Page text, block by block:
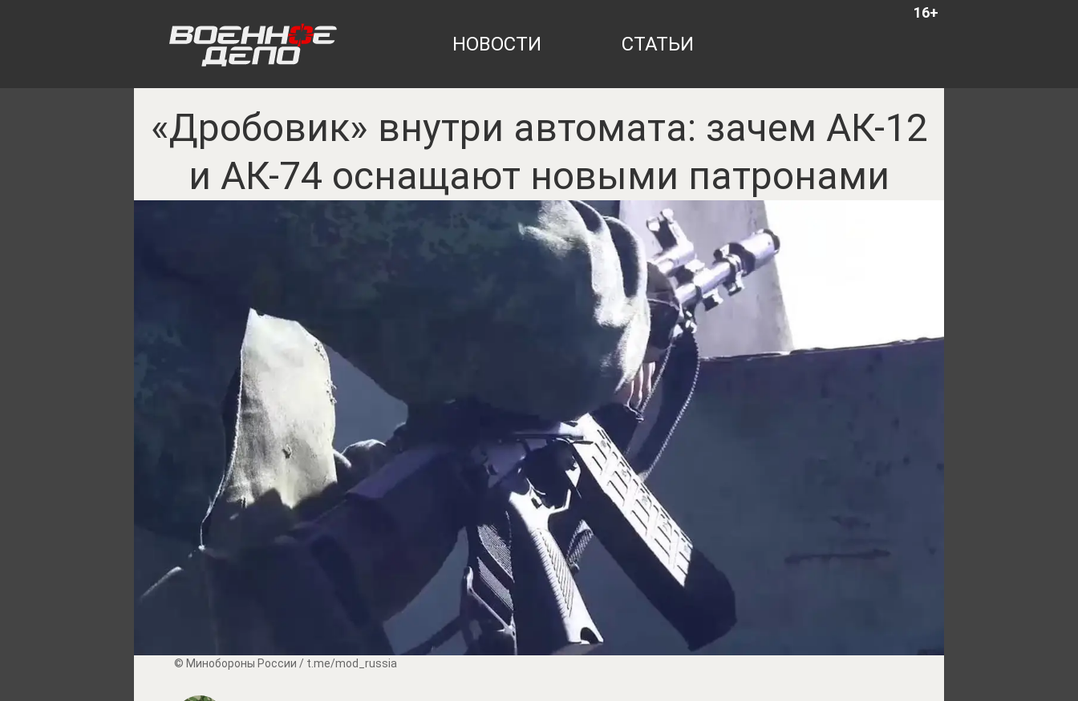
16+
НОВОСТИ СТАТЬИ
«Дробовик» внутри автомата: зачем АК-12
и АК-74 оснащают новыми патронами
© Минобороны России / t.me/mod_russia